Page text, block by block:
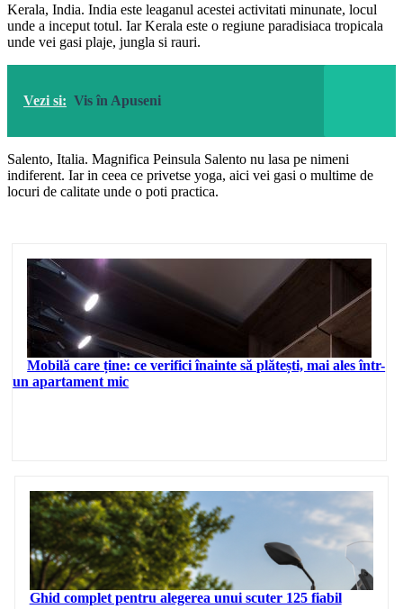
Kerala, India. India este leaganul acestei activitati minunate, locul
unde a inceput totul. Iar Kerala este o regiune paradisiaca tropicala
unde vei gasi plaje, jungla si rauri.
Vezi si: Vis în Apuseni
Salento, Italia. Magnifica Peinsula Salento nu lasa pe nimeni
indiferent. Iar in ceea ce privetse yoga, aici vei gasi o multime de
locuri de calitate unde o poti practica.
Mobilă care ține: ce verifici înainte să plătești, mai ales într-
un apartament mic
Ghid complet pentru alegerea unui scuter 125 fiabil